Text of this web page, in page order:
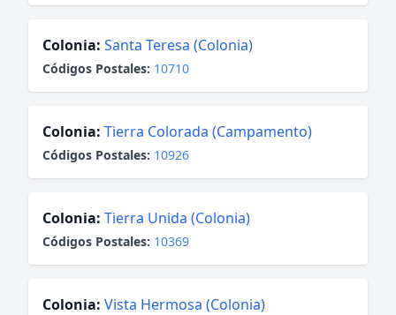
Colonia: Santa Teresa (Colonia)
Códigos Postales: 10710
Colonia: Tierra Colorada (Campamento)
Códigos Postales: 10926
Colonia: Tierra Unida (Colonia)
Códigos Postales: 10369
Colonia: Vista Hermosa (Colonia)